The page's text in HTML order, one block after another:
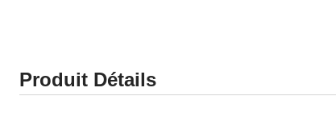
Produit Détails